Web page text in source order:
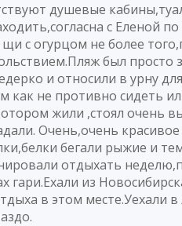
душевые
с Еленой
с огурцом не более
был
и относили в урну
как не противно сидеть
жили ,стоял очень
Очень,очень
бегали рыжие и
отдыхать
гари.Ехали из
в этом месте.Уехали